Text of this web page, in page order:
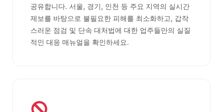
공유합니다. 서울, 경기, 인천 등 주요 지역의 실시간
제보를 바탕으로 불필요한 피해를 최소화하고, 갑작
스러운 점검 및 단속 대처법에 대한 업주들만의 실질
적인 대응 매뉴얼을 확인하세요.